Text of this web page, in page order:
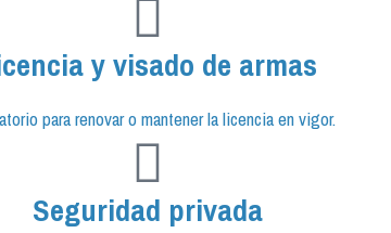
y visado de armas
para renovar o mantener la licencia en vigor.
Seguridad privada